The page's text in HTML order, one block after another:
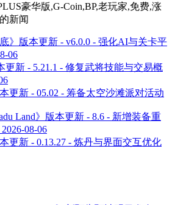
豪华版,G-Coin,BP,老玩家,免费,涨
的新闻
》版本更新 - v6.0.0 - 强化AI与关卡平
06
更新 - 5.21.1 - 修复武将技能与交易概
更新 - 05.02 - 筹备太空沙滩派对活动
Land》版本更新 - 8.6 - 新增装备重
2026-08-06
更新 - 0.13.27 - 炼丹与界面交互优化